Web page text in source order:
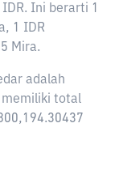
. Ini berarti 1
1 IDR
Mira.
adalah
memiliki total